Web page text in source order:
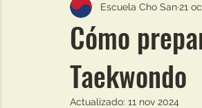
Cómo
Taekwondo
Escuela Cho San21
Actualizado: 11 nov 2024